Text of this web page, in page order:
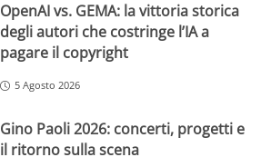
OpenAI vs. GEMA: la vittoria storica
degli autori che costringe l’IA a
pagare il copyright
5 Agosto 2026
Gino Paoli 2026: concerti, progetti e
il ritorno sulla scena